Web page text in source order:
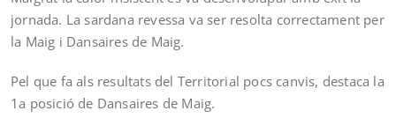
jornada. La sardana revessa va ser resolta correctament per
la Maig i Dansaires de Maig.
Pel que fa als resultats del Territorial pocs canvis, destaca la
1a posició de Dansaires de Maig.